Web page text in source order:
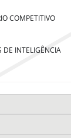
COMPETITIVO
DE INTELIGÊNCIA